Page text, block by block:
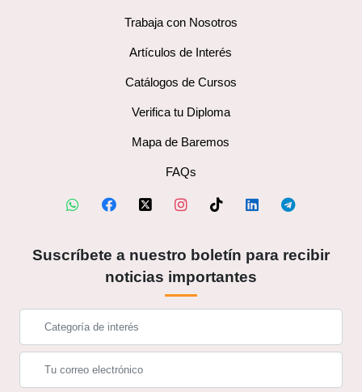
Trabaja con Nosotros
Artículos de Interés
Catálogos de Cursos
Verifica tu Diploma
Mapa de Baremos
FAQs
Suscríbete a nuestro boletín para recibir
noticias importantes